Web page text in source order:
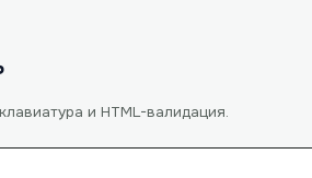
и HTML-валидация.